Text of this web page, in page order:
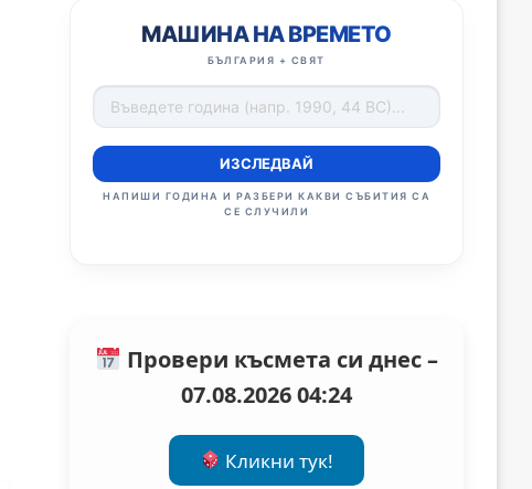
МАШИНА НА ВРЕМЕТО
БЪЛГАРИЯ + СВЯТ
ИЗСЛЕДВАЙ
НАПИШИ ГОДИНА И РАЗБЕРИ КАКВИ СЪБИТИЯ СА
СЕ СЛУЧИЛИ
Провери късмета си днес –
07.08.2026 04:24
Кликни тук!